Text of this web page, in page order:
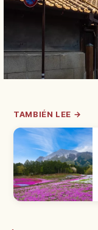
TAMBIÉN LEE →